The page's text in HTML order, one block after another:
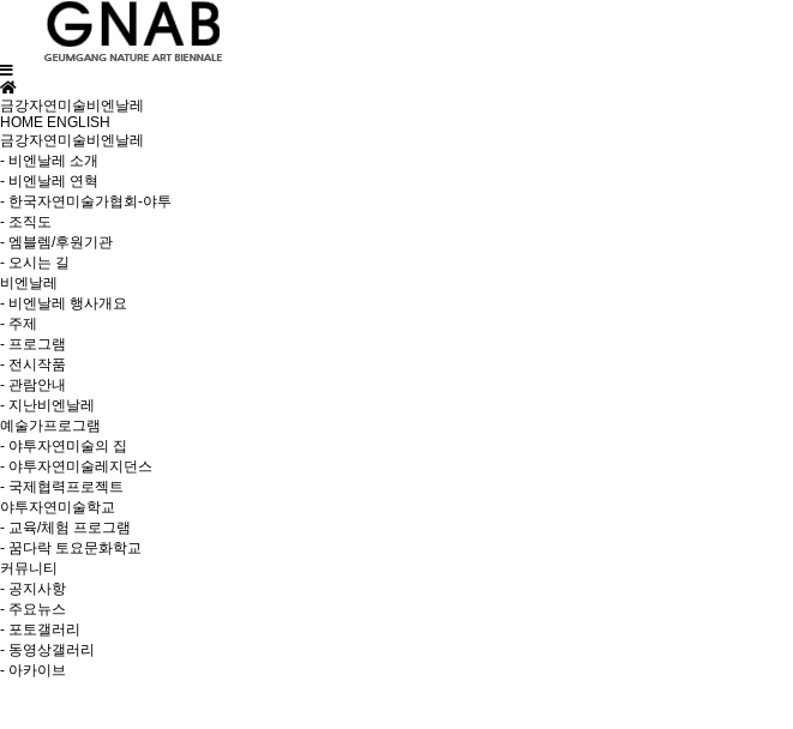
금강자연미술비엔날레
HOME ENGLISH
금강자연미술비엔날레
- 비엔날레 소개
- 비엔날레 연혁
- 한국자연미술가협회-야투
- 조직도
- 엠블렘/후원기관
- 오시는 길
비엔날레
- 비엔날레 행사개요
- 주제
- 프로그램
- 전시작품
- 관람안내
- 지난비엔날레
예술가프로그램
- 야투자연미술의 집
- 야투자연미술레지던스
- 국제협력프로젝트
야투자연미술학교
- 교육/체험 프로그램
- 꿈다락 토요문화학교
커뮤니티
- 공지사항
- 주요뉴스
- 포토갤러리
- 동영상갤러리
- 아카이브